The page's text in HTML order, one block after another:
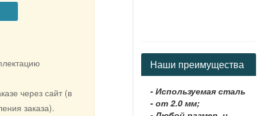
через сайт (в
заказа).
Наши преимущества
- Используемая сталь
- от 2.0 мм;